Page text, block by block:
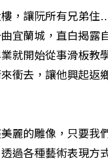
樓，讓阮所有兄弟
宜蘭城，直白揭露
就開始從事滑板教
衝去，讓他興起返
麗的雕像，只要我
過各種藝術表現方
命的轉折點？ 醫務社
的真實故事